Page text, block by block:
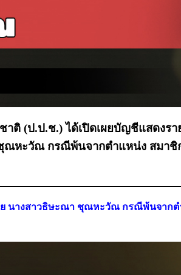
ติ (ป.ป.ช.) ได้เปิดเผยบัญชีแสดงร
ชุณหะวัณ กรณีพ้นจากตำแหน่ง สมา
ย นางสาวธิษะณา ชุณหะวัณ กรณีพ้นจาก